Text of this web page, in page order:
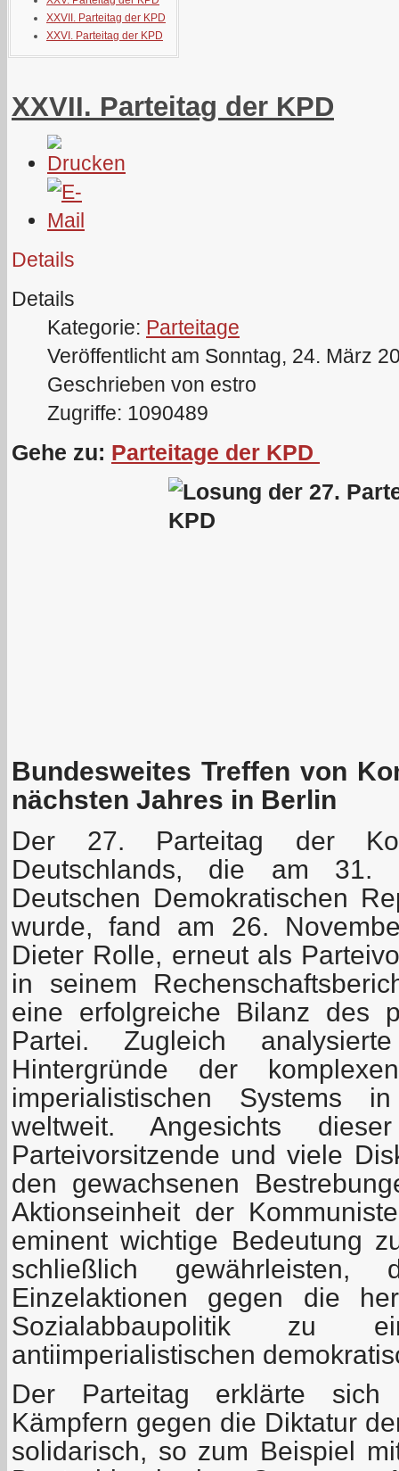
XXVII. Parteitag der KPD
XXVI. Parteitag der KPD
XXVII. Parteitag der KPD
Details
Details
Kategorie: Parteitage
Veröffentlicht am Sonntag, 24. März
Geschrieben von estro
Zugriffe: 1090489
Gehe zu: Parteitage der KPD
Bundesweites Treffen von
nächsten Jahres in Berlin
Der 27. Parteitag der
Deutschlands, die am
Deutschen Demokratischen
wurde, fand am 26.
Dieter Rolle, erneut als
in seinem
eine erfolgreiche Bilanz des
Partei. Zugleich
Hintergründe der
imperialistischen Systems
weltweit. Angesichts
Parteivorsitzende und viele
den gewachsenen
Aktionseinheit der
eminent wichtige Bedeutung
schließlich
Einzelaktionen gegen die
Sozialabbaupolitik zu
antiimperialistischen
Der Parteitag erklärte
Kämpfern gegen die Diktatur
solidarisch, so zum Beispiel